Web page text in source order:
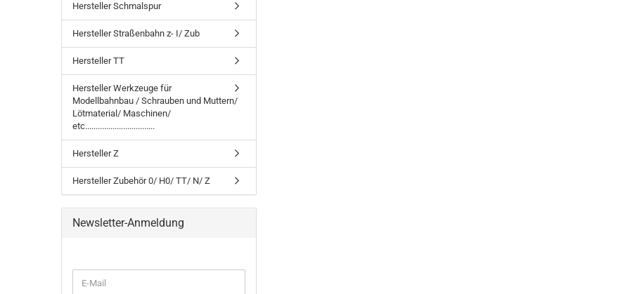
Hersteller Schmalspur
Hersteller Straßenbahn z- I/ Zub
Hersteller TT
Hersteller Werkzeuge für
Modellbahnbau / Schrauben und Muttern/
Lötmaterial/ Maschinen/
etc.................................
Hersteller Z
Hersteller Zubehör 0/ H0/ TT/ N/ Z
Newsletter-Anmeldung
ZUR
E-